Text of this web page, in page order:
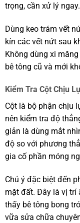
trọng, cần xử lý ngay.
Dùng keo trám vết
kín các vết nứt sau
Không dùng xi
bê tông cũ và mới
Kiểm Tra Cột Chịu
Cột là bộ phận chịu
nên kiểm tra độ
giản là dùng mắt
độ so với phương
gia cố phần móng
Chú ý đặc biệt đến
mặt đất. Đây là vị trí
thấy bê tông bong
vữa sửa chữa